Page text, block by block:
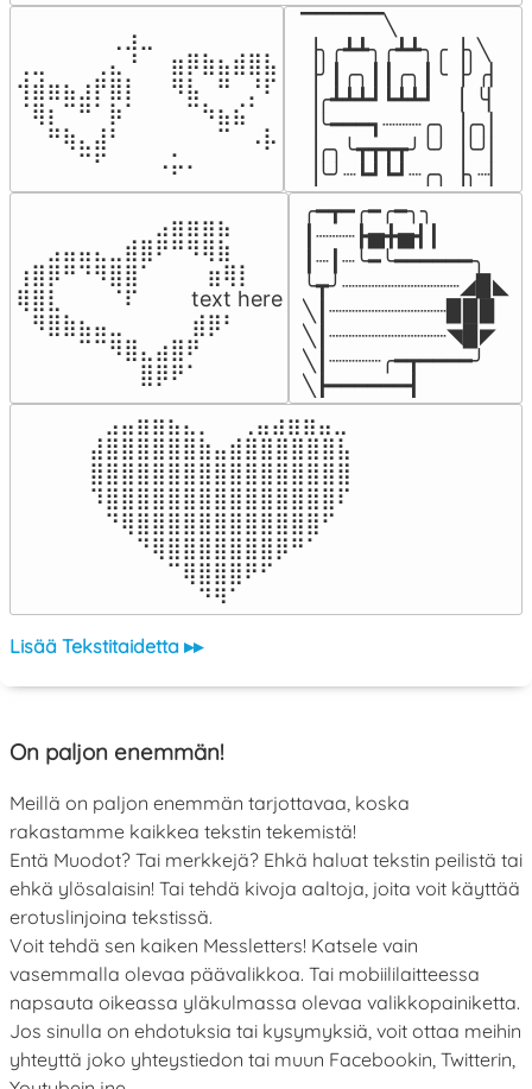
⠀⠀⠀⠀⠀⠀⢀⣰⣀⠀⠀⠀⠀⠀⠀⠀⠀
⢀⣀⠀⠀⠀⢀⣄⠘⠀⠀⣶⡿⣷⣦⣾⣿⣧
⢺⣾⣶⣦⣰⡟⣿⡇⠀⠀⠻⣧⠀⠛⠀⡘⠏
⠈⢿⡆⠉⠛⠁⡷⠁⠀⠀⠀⠉⠳⣦⣮⠁⠀
⠀⠀⠛⢷⣄⣼⠃⠀⠀⠀⠀⠀⠀⠉⠀⠠⡧
⠀⠀⠀⠀⠉⠋⠀⠀⠀⠠⡥⠄⠀⠀⠀⠀⠀
▔▔▔▔▔╲
▕╮╭┻┻╮╭┻┻╮╭▕╮╲
▕╯┃╭╮┃┃╭╮┃╰▕╯╭▏
▕╭┻┻┻┛┗┻┻┛  ▕  ╰▏
▕╰━━━┓┈┈┈╭╮▕╭╮▏
▕╭╮╰┳┳┳┳╯╰╯▕╰╯▏
▕╰╯┈┗┛┗┛┈╭╮▕╮┈▏
⠀⠀⠀⠀⠀⠀⠀⠀⠀⣠⣶⣶⣶⣦⠀⠀
⠀⠀⣠⣤⣤⣄⣀⣾⣿⠟⠛⠻⢿⣷⠀
⢰⣿⡿⠛⠙⠻⣿⣿⠁⠀⠀ ⠀⣶⢿⡇
⢿⣿⣇⠀⠀⠀⠈⠏⠀⠀⠀ text here
⠀⠻⣿⣷⣦⣤⣀⠀⠀⠀ ⠀⣾⡿⠃⠀
⠀⠀⠀⠀⠉⠉⠻⣿⣄⣴⣿⠟⠀⠀⠀
⠀⠀⠀⠀⠀⠀⠀⠀⣿⡿⠟⠁⠀⠀⠀
╭━┳━╭━╭━╮╮
┃┈┈┈┣▅╋▅┫┃
┃┈┃┈╰━╰━━━━━━╮
╰┳╯┈┈┈┈┈┈┈┈┈◢▉◣
╲┃┈┈┈┈┈┈┈┈┈▉▉▉
╲┃┈┈┈┈┈┈┈┈┈◥▉◤
╲┃┈┈┈┈╭━┳━━━━╯
╲┣━━━━━━┫﻿
⠀⣠⣤⣶⣶⣦⣄⡀  ⠀⢀⣤⣴⣶⣶⣤⣀⠀
⣼⣿⣿⣿⣿⣿⣿⣷⣤⣾⣿⣿⣿⣿⣿⣿⣧
⣿⣿⣿⣿⣿⣿⣿⣿⣿⣿⣿⣿⣿⣿⣿⣿⣿
⠹⣿⣿⣿⣿⣿⣿⣿⣿⣿⣿⣿⣿⣿⣿⣿⠏
⠀⠙⢿⣿⣿⣿⣿⣿⣿⣿⣿⣿⣿⣿⣿⠋⠀
⠀⠀⠀⠙⢿⣿⣿⣿⣿⣿⣿⣿⡿⠛⠁⠀⠀
⠀⠀⠀⠀⠀⠉⢿⣿⣿⣿⠟⠋⠀⠀⠀⠀⠀
⠀⠀⠀⠀⠀⠀⠀⠙⠻⠁⠀⠀⠀⠀⠀⠀⠀⠀⠀⠀⠀⠀⠀
Lisää Tekstitaidetta ▸▸
On paljon enemmän!
Meillä on paljon enemmän tarjottavaa, koska
rakastamme kaikkea tekstin tekemistä!
Entä Muodot? Tai merkkejä? Ehkä haluat tekstin peilistä tai
ehkä ylösalaisin! Tai tehdä kivoja aaltoja, joita voit käyttää
erotuslinjoina tekstissä.
Voit tehdä sen kaiken Messletters! Katsele vain
vasemmalla olevaa päävalikkoa. Tai mobiililaitteessa
napsauta oikeassa yläkulmassa olevaa valikkopainiketta.
Jos sinulla on ehdotuksia tai kysymyksiä, voit ottaa meihin
yhteyttä joko yhteystiedon tai muun Facebookin, Twitterin,